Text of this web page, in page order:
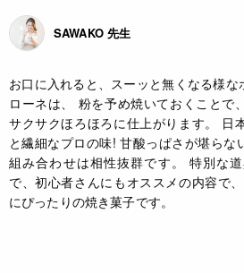
SAWAKO 先生
お口に入れると、スーッと無くなる様
ローネは、 粉を予め焼いておくことで
サクサクほろほろに仕上がります。 日
と繊細なプロの味! 甘酸っぱさが堪らな
組み合わせは相性抜群です。 特別な
で、初心者さんにもオススメの内容で
にぴったりの焼き菓子です。